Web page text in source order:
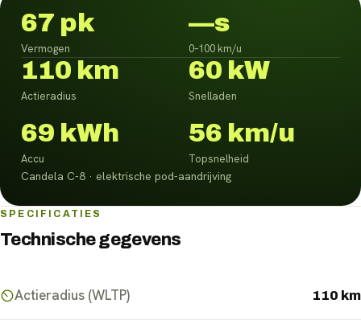
67 pk
Vermogen
—s
0–100 km/u
110 km
Actieradius
60 kW
Snelladen
69 kWh
Accu
56 km/u
Topsnelheid
Candela C-8 · elektrische pod-aandrijving
SPECIFICATIES
Technische gegevens
Actieradius (WLTP) 110 km